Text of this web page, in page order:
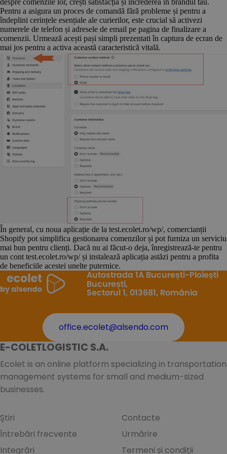
despre comenzile lor, crești satisfacția și încrederea în brandul tău.
Pentru a asigura un proces de comandă fără probleme și pentru a
îndeplini cerințele esențiale ale curierilor, este crucial să activezi
numerele de telefon și adresele de email pe pagina de finalizare a
comenzii. Urmează acești pași simpli prezentati în captura de ecran de
mai jos pentru a activa această caracteristică vitală.
În general, cu noua aplicație de la test.ecolet.ro/wp/, comercianții
Shopify pot simplifica gestionarea comenzilor și pot furniza un serviciu
mai bun pentru clienți. Dacă nu ai făcut-o deja, înregistrează-te pentru
un cont test.ecolet.ro/wp/ și instalează aplicația astăzi pentru a profita
de beneficiile acestei unelte puternice.
Autostrada 1A București-Ploiești
București,
Sectorul 1, 013681, România
office.ecolet@alsendo.com
E-COLETLOGISTIC S.A.
Ecolet is an online platform specializing in transportation
management systems for small and medium-sized
businesses.
Știri
Întrebări frecvente
Integrări
Contacte
Urmărire
Termeni și condiții